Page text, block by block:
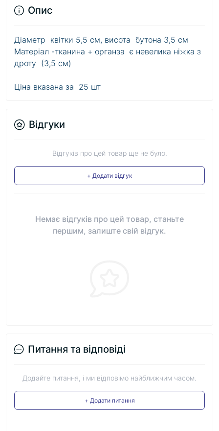
Опис
Діаметр квітки 5,5 см, висота бутона 3,5 см
Матеріал -тканина + органза є невелика ніжка з
дроту (3,5 см)
Ціна вказана за 25 шт
Відгуки
Відгуків про цей товар ще не було.
+ Додати відгук
Немає відгуків про цей товар, станьте
першим, залиште свій відгук.
Питання та відповіді
Додайте питання, і ми відповімо найближчим часом.
+ Додати питання